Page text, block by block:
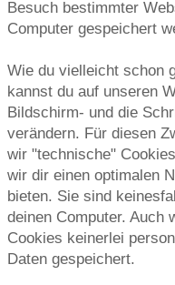
Besuch bestimmter
Computer gespeichert
Wie du vielleicht schon
kannst du auf unseren
Bildschirm- und die
verändern. Für diesen
wir "technische"
wir dir einen optimalen
bieten. Sie sind
deinen Computer. Auch
Cookies keinerlei
Daten gespeichert.